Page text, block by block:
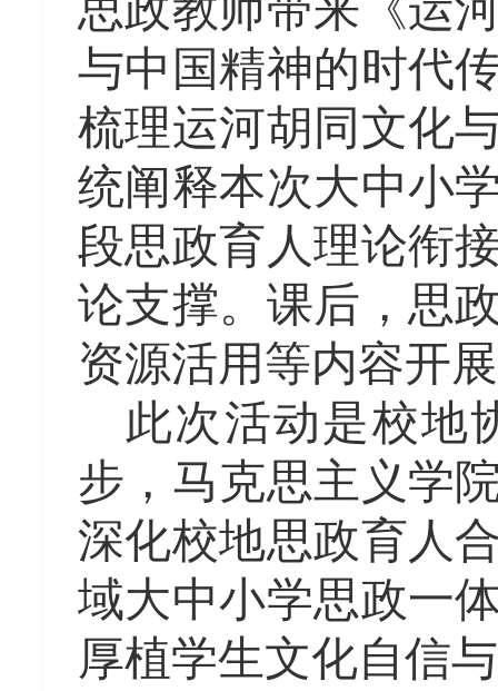
与中国精神的时代
梳理运河胡同文化
统阐释本次大中小
段思政育人理论衔
论支撑。课后，思
资源活用等内容开
此次活动是校地
步，马克思主义学
深化校地思政育人
域大中小学思政一
厚植学生文化自信